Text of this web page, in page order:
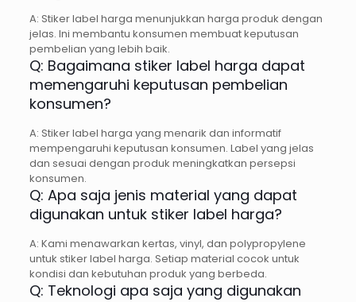
A: Stiker label harga menunjukkan harga produk dengan
jelas. Ini membantu konsumen membuat keputusan
pembelian yang lebih baik.
Q: Bagaimana stiker label harga dapat
memengaruhi keputusan pembelian
konsumen?
A: Stiker label harga yang menarik dan informatif
mempengaruhi keputusan konsumen. Label yang jelas
dan sesuai dengan produk meningkatkan persepsi
konsumen.
Q: Apa saja jenis material yang dapat
digunakan untuk stiker label harga?
A: Kami menawarkan kertas, vinyl, dan polypropylene
untuk stiker label harga. Setiap material cocok untuk
kondisi dan kebutuhan produk yang berbeda.
Q: Teknologi apa saja yang digunakan